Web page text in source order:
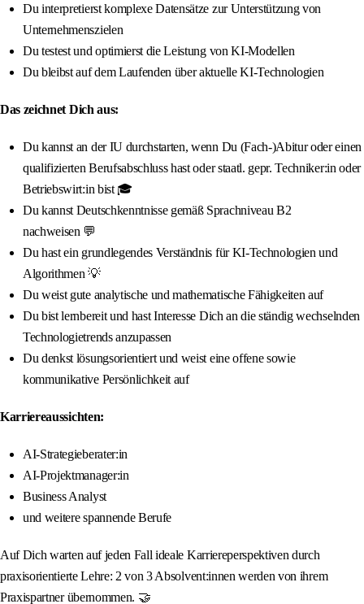
Du interpretierst komplexe Datensätze zur Unterstützung von
Unternehmenszielen
Du testest und optimierst die Leistung von KI-Modellen
Du bleibst auf dem Laufenden über aktuelle KI-Technologien
Das zeichnet Dich aus:
Du kannst an der IU durchstarten, wenn Du (Fach-)Abitur oder einen
qualifizierten Berufsabschluss hast oder staatl. gepr. Techniker:in oder
Betriebswirt:in bist 🎓
Du kannst Deutschkenntnisse gemäß Sprachniveau B2
nachweisen 💬
Du hast ein grundlegendes Verständnis für KI-Technologien und
Algorithmen 💡
Du weist gute analytische und mathematische Fähigkeiten auf
Du bist lernbereit und hast Interesse Dich an die ständig wechselnden
Technologietrends anzupassen
Du denkst lösungsorientiert und weist eine offene sowie
kommunikative Persönlichkeit auf
Karriereaussichten:
AI-Strategieberater:in
AI-Projektmanager:in
Business Analyst
und weitere spannende Berufe
Auf Dich warten auf jeden Fall ideale Karriereperspektiven durch
praxisorientierte Lehre: 2 von 3 Absolvent:innen werden von ihrem
Praxispartner übernommen. 🤝